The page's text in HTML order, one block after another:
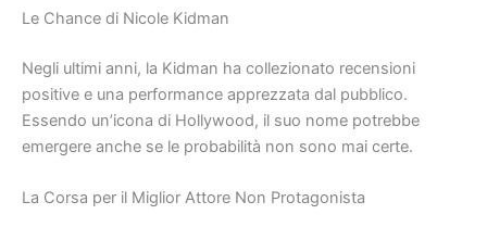
Le Chance di Nicole Kidman
Negli ultimi anni, la Kidman ha collezionato recensioni
positive e una performance apprezzata dal pubblico.
Essendo un’icona di Hollywood, il suo nome potrebbe
emergere anche se le probabilità non sono mai certe.
La Corsa per il Miglior Attore Non Protagonista